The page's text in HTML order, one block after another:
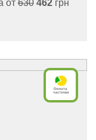
от630 462грн